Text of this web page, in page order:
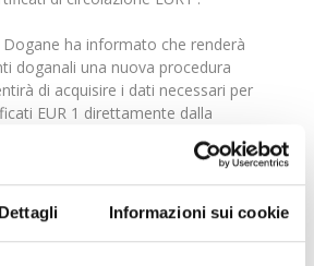
Dettagli Informazioni sui cookie
ha informato che renderà
doganali una nuova procedura
di acquisire i dati necessari per
EUR 1 direttamente dalla
di detti certificati; tale procedura
sperimentale, dal 10 novembre 2020.